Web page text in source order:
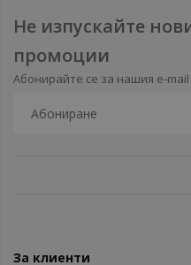
Не изпускайте
промоции
Абонирайте се за нашия e-
За клиенти